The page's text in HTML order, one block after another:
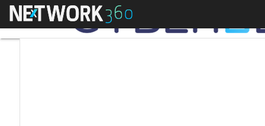
Menu